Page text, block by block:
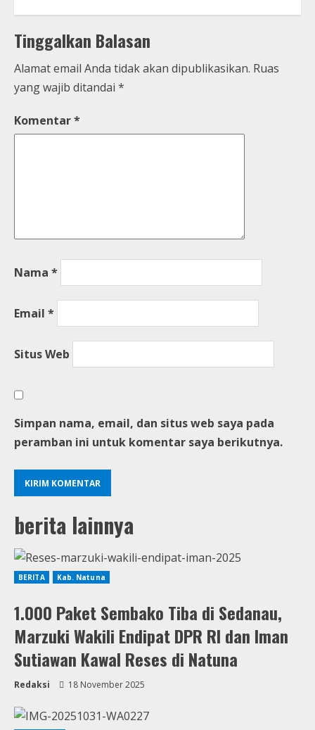
Tinggalkan Balasan
Alamat email Anda tidak akan dipublikasikan. Ruas
yang wajib ditandai *
Komentar*
Nama *
Email *
Situs Web
Simpan nama, email, dan situs web saya pada
peramban ini untuk komentar saya berikutnya.
berita lainnya
BERITA Kab. Natuna
1.000 Paket Sembako Tiba di Sedanau,
Marzuki Wakili Endipat DPR RI dan Iman
Sutiawan Kawal Reses di Natuna
Redaksi 18 November 2025